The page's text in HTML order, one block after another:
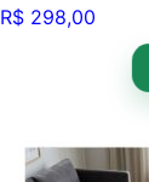
R$ 298,00